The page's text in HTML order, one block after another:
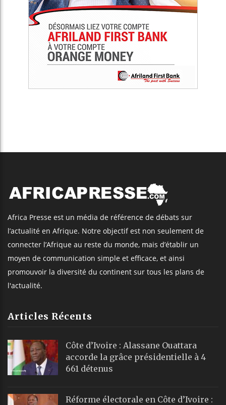
Africa Presse est un média de référence de débats sur
l’actualité en Afrique. Notre objectif est non seulement de
connecter l’Afrique au reste du monde, mais d’établir un
moyen de communication simple et efficace, et ainsi
promouvoir la diversité du continent sur tous les plans de
l'actualité.
Articles Récents
Côte d’Ivoire : Alassane Ouattara
accorde la grâce présidentielle à 4
661 détenus
Réforme électorale en Côte d’Ivoire :